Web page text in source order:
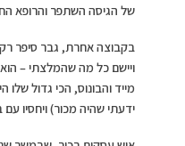
של הגיסה השתפר והרופא
ויישם כל מה שהמלצתי –
מייד והבונוס, הכי גדול
ידעתי שהיה מכור) ויחסיו